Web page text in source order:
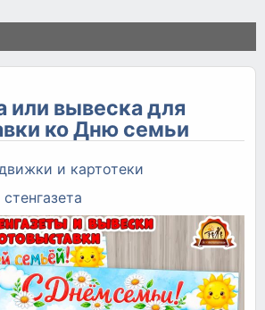
или вывеска для
ко Дню семьи
и картотеки
стенгазета